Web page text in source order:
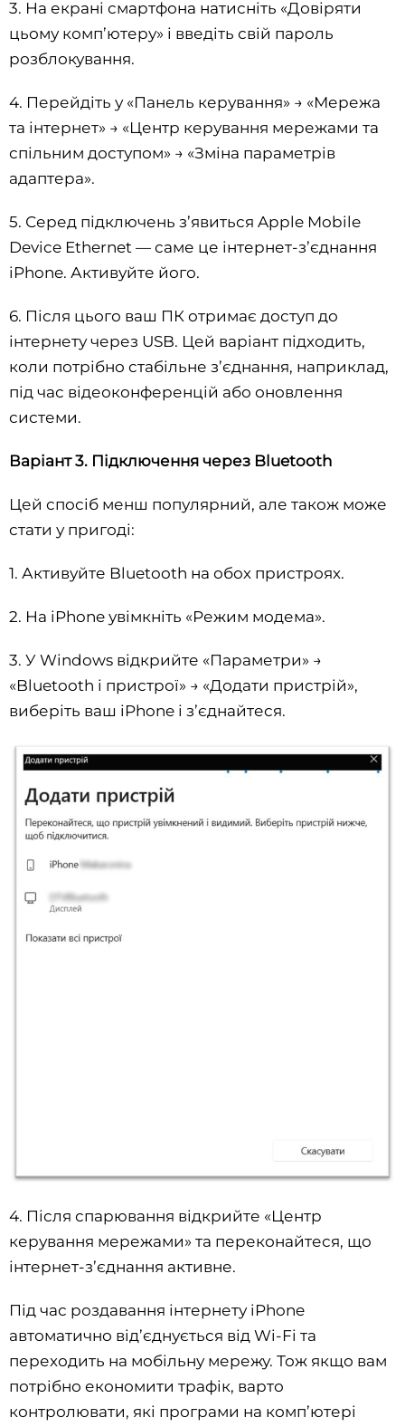
3. На екрані смартфона натисніть «Довіряти
цьому комп’ютеру» і введіть свій пароль
розблокування.
4. Перейдіть у «Панель керування» → «Мережа
та інтернет» → «Центр керування мережами та
спільним доступом» → «Зміна параметрів
адаптера».
5. Серед підключень з’явиться Apple Mobile
Device Ethernet — саме це інтернет-з’єднання
iPhone. Активуйте його.
6. Після цього ваш ПК отримає доступ до
інтернету через USB. Цей варіант підходить,
коли потрібно стабільне з’єднання, наприклад,
під час відеоконференцій або оновлення
системи.
Варіант 3. Підключення через Bluetooth
Цей спосіб менш популярний, але також може
стати у пригоді:
1. Активуйте Bluetooth на обох пристроях.
2. На iPhone увімкніть «Режим модема».
3. У Windows відкрийте «Параметри» →
«Bluetooth і пристрої» → «Додати пристрій»,
виберіть ваш iPhone і з’єднайтеся.
4. Після спарювання відкрийте «Центр
керування мережами» та переконайтеся, що
інтернет-з’єднання активне.
Під час роздавання інтернету iPhone
автоматично від’єднується від Wi-Fi та
переходить на мобільну мережу. Тож якщо вам
потрібно економити трафік, варто
контролювати, які програми на комп’ютері